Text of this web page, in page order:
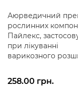
Спадковість
Низькожирова
Емоційний стрес
Вагітність
Ознаки та
Аюрведичний
рослинних
Пайлекс,
при лікуванні
варикозного
258.00 грн.